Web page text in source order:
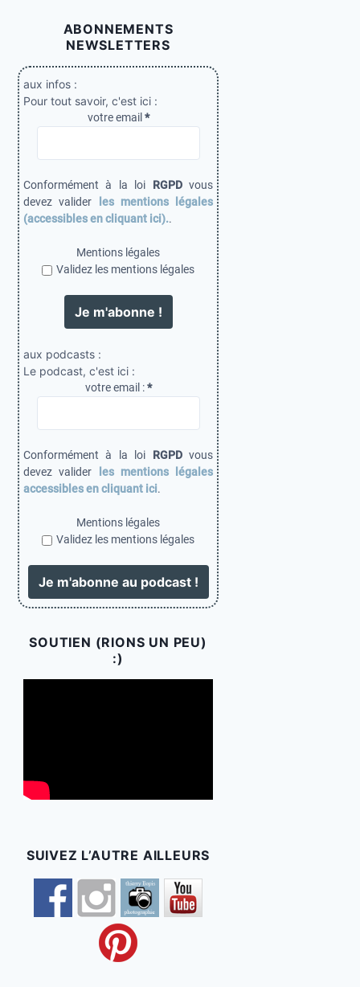
c
a
o
n
s
ABONNEMENTS
NEWSLETTERS
aux infos :
Pour tout savoir, c'est ici :
votre email *
Conformément à la loi RGPDvous
devez valider
les mentions légales
(accessibles en cliquant ici)..
Mentions légales
Validez les mentions légales
aux podcasts :
Le podcast, c'est ici :
votre email :*
Conformément à la loi RGPDvous
devez valider
les mentions légales
accessibles en cliquant ici.
Mentions légales
Validez les mentions légales
SOUTIEN (RIONS UN PEU)
:)
SUIVEZ L’AUTRE AILLEURS